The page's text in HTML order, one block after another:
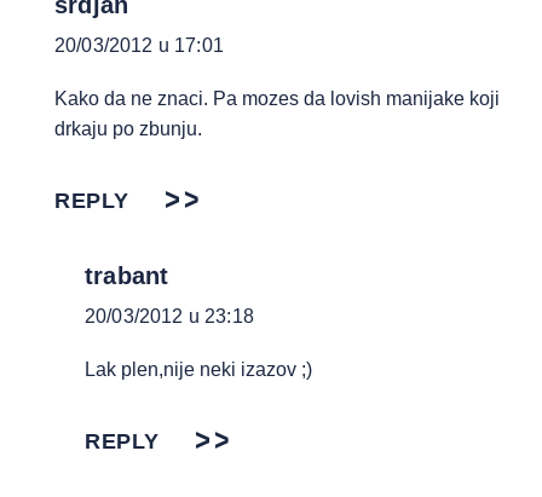
20/03/2012 u 17:01
Kako da ne znaci. Pa mozes da lovish manijake koji
drkaju po zbunju.
REPLY
trabant
20/03/2012 u 23:18
Lak plen,nije neki izazov ;)
REPLY